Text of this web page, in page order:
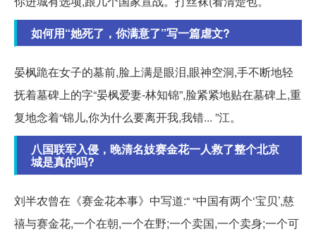
如何用“她死了，你满意了”写一篇虐文?
晏枫跪在女子的墓前,脸上满是眼泪,眼神空洞,手不断地轻
抚着墓碑上的字“晏枫爱妻-林知锦”,脸紧紧地贴在墓碑上,重
复地念着“锦儿,你为什么要离开我,我错... ”江。
八国联军入侵，晚清名妓赛金花一人救了整个北京
城是真的吗?
刘半农曾在《赛金花本事》中写道:“ “中国有两个‘宝贝’,慈
禧与赛金花,一个在朝,一个在野;一个卖国,一个卖身;一个可